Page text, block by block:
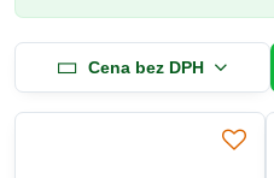
Cena bez DPH